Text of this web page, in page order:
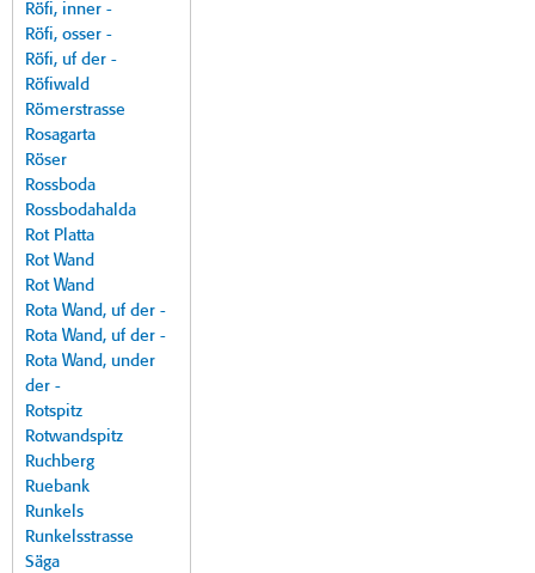
Röfi, inner -
Röfi, osser -
Röfi, uf der -
Röfiwald
Römerstrasse
Rosagarta
Röser
Rossboda
Rossbodahalda
Rot Platta
Rot Wand
Rot Wand
Rota Wand, uf der -
Rota Wand, uf der -
Rota Wand, under
der -
Rotspitz
Rotwandspitz
Ruchberg
Ruebank
Runkels
Runkelsstrasse
Säga